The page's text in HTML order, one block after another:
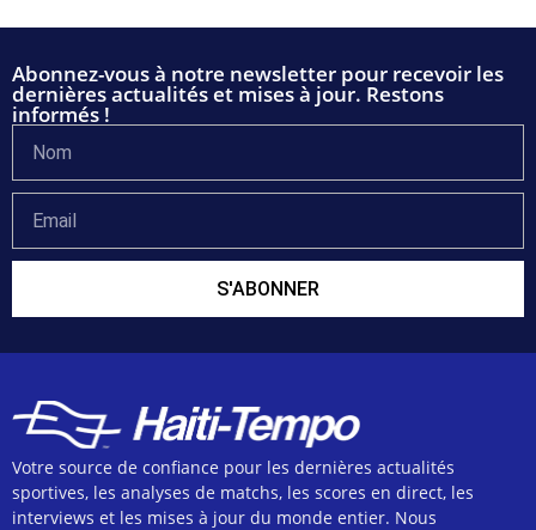
Abonnez-vous à notre newsletter pour recevoir les
dernières actualités et mises à jour. Restons
informés !
S'ABONNER
Votre source de confiance pour les dernières actualités
sportives, les analyses de matchs, les scores en direct, les
interviews et les mises à jour du monde entier. Nous